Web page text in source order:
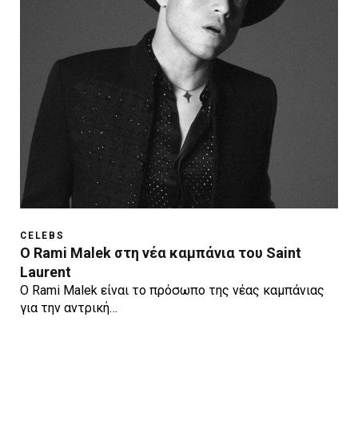
CELEBS
O Rami Malek στη νέα καμπάνια του Saint
Laurent
O Rami Malek είναι το πρόσωπο της νέας καμπάνιας
για την αντρική…